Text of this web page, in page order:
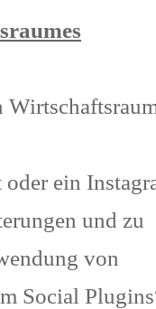
ein
und zu
von
Social